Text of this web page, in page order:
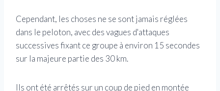
Cependant, les choses ne se sont jamais réglées
dans le peloton, avec des vagues d'attaques
successives fixant ce groupe à environ 15 secondes
sur la majeure partie des 30 km.
Ils ont été arrêtés sur un coup de pied en montée